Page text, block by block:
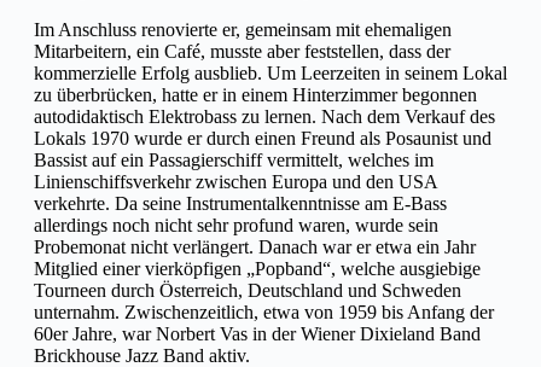
Im Anschluss renovierte er, gemeinsam mit ehemaligen
Mitarbeitern, ein Café, musste aber feststellen, dass der
kommerzielle Erfolg ausblieb. Um Leerzeiten in seinem Lokal
zu überbrücken, hatte er in einem Hinterzimmer begonnen
autodidaktisch Elektrobass zu lernen. Nach dem Verkauf des
Lokals 1970 wurde er durch einen Freund als Posaunist und
Bassist auf ein Passagierschiff vermittelt, welches im
Linienschiffsverkehr zwischen Europa und den USA
verkehrte. Da seine Instrumentalkenntnisse am E-Bass
allerdings noch nicht sehr profund waren, wurde sein
Probemonat nicht verlängert. Danach war er etwa ein Jahr
Mitglied einer vierköpfigen „Popband“, welche ausgiebige
Tourneen durch Österreich, Deutschland und Schweden
unternahm. Zwischenzeitlich, etwa von 1959 bis Anfang der
60er Jahre, war Norbert Vas in der Wiener Dixieland Band
Brickhouse Jazz Band aktiv.